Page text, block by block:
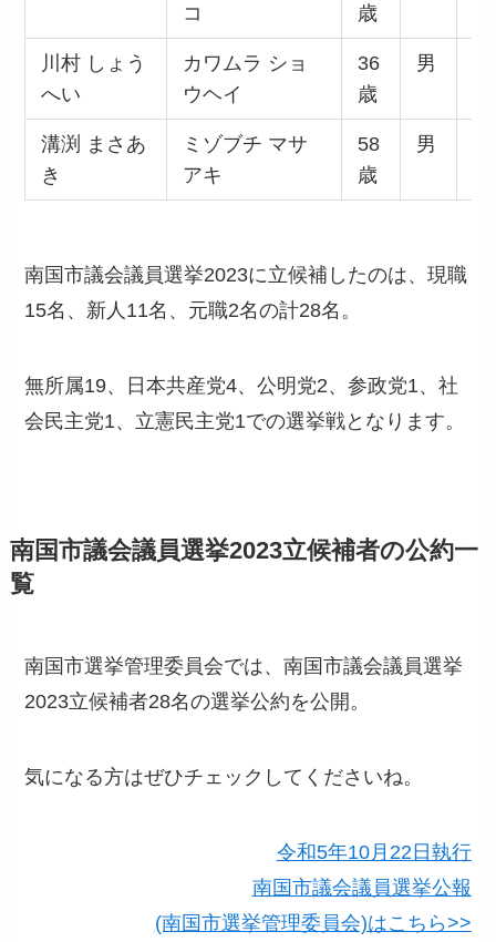
コ
歳
川村 しょう
へい
カワムラ ショ
ウヘイ
36
歳
男
溝渕 まさあ
き
ミゾブチ マサ
アキ
58
歳
男
南国市議会議員選挙2023に立候補したのは、現職
15名、新人11名、元職2名の計28名。
無所属19、日本共産党4、公明党2、参政党1、社
会民主党1、立憲民主党1での選挙戦となります。
南国市議会議員選挙2023立候補者の公約一
覧
南国市選挙管理委員会では、南国市議会議員選挙
2023立候補者28名の選挙公約を公開。
気になる方はぜひチェックしてくださいね。
令和5年10月22日執行
南国市議会議員選挙公報
(南国市選挙管理委員会)はこちら>>